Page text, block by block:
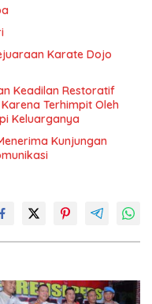
Karate Dojo
Keadilan Restoratif
Terhimpit Oleh
Keluarganya
Kunjungan